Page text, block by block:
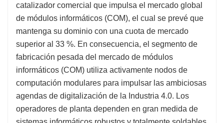
catalizador comercial que impulsa el mercado global
de módulos informáticos (COM), el cual se prevé que
mantenga su dominio con una cuota de mercado
superior al 33 %. En consecuencia, el segmento de
fabricación pesada del mercado de módulos
informáticos (COM) utiliza activamente nodos de
computación modulares para impulsar las ambiciosas
agendas de digitalización de la Industria 4.0. Los
operadores de planta dependen en gran medida de